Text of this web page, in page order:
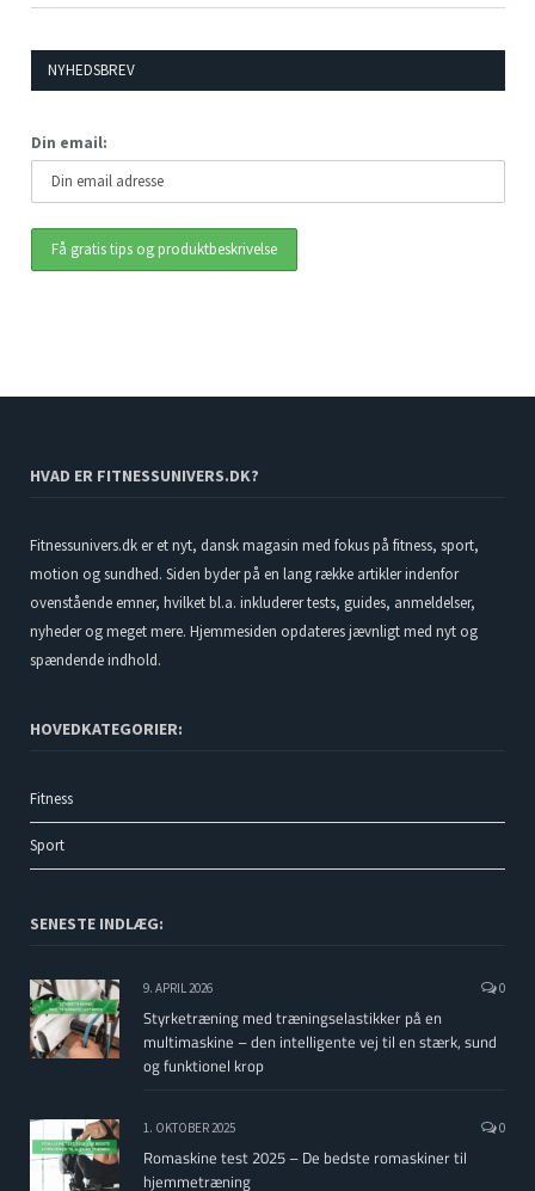
NYHEDSBREV
Din email:
HVAD ER FITNESSUNIVERS.DK?
Fitnessunivers.dk er et nyt, dansk magasin med fokus på fitness, sport,
motion og sundhed. Siden byder på en lang række artikler indenfor
ovenstående emner, hvilket bl.a. inkluderer tests, guides, anmeldelser,
nyheder og meget mere. Hjemmesiden opdateres jævnligt med nyt og
spændende indhold.
HOVEDKATEGORIER:
Fitness
Sport
SENESTE INDLÆG:
9. APRIL 2026 0
Styrketræning med træningselastikker på en
multimaskine – den intelligente vej til en stærk, sund
og funktionel krop
1. OKTOBER 2025 0
Romaskine test 2025 – De bedste romaskiner til
hjemmetræning